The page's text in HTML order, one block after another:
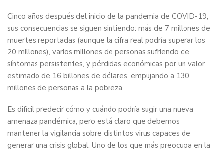
Cinco años después del inicio de la pandemia de COVID-19,
sus consecuencias se siguen sintiendo: más de 7 millones de
muertes reportadas (aunque la cifra real podría superar los
20 millones), varios millones de personas sufriendo de
síntomas persistentes, y pérdidas económicas por un valor
estimado de 16 billones de dólares, empujando a 130
millones de personas a la pobreza.
Es difícil predecir cómo y cuándo podría sugir una nueva
amenaza pandémica, pero está claro que debemos
mantener la vigilancia sobre distintos virus capaces de
generar una crisis global. Uno de los que más preocupa en la